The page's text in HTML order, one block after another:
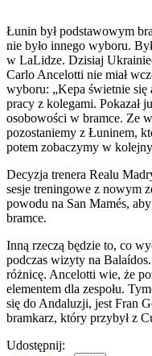
Łunin był podstawowym
nie było innego wyboru.
w LaLidze. Dzisiaj
Carlo Ancelotti nie miał
wyboru: „Kepa świetnie
pracy z kolegami. Pokazał
osobowości w bramce. Ze
pozostaniemy z Łuninem,
potem zobaczymy w
Decyzja trenera Realu
sesje treningowe z nowym
powodu na San Mamés,
bramce.
Inną rzeczą będzie to, co
podczas wizyty na
różnicę. Ancelotti wie, że
elementem dla zespołu.
się do Andaluzji, jest Fran
bramkarz, który przybył z
Udostępnij: